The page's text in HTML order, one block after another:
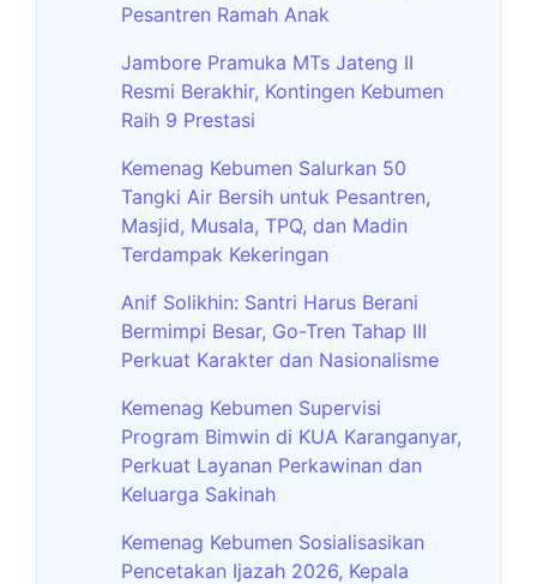
Pesantren Ramah Anak
Jambore Pramuka MTs Jateng II
Resmi Berakhir, Kontingen Kebumen
Raih 9 Prestasi
Kemenag Kebumen Salurkan 50
Tangki Air Bersih untuk Pesantren,
Masjid, Musala, TPQ, dan Madin
Terdampak Kekeringan
Anif Solikhin: Santri Harus Berani
Bermimpi Besar, Go-Tren Tahap III
Perkuat Karakter dan Nasionalisme
Kemenag Kebumen Supervisi
Program Bimwin di KUA Karanganyar,
Perkuat Layanan Perkawinan dan
Keluarga Sakinah
Kemenag Kebumen Sosialisasikan
Pencetakan Ijazah 2026, Kepala